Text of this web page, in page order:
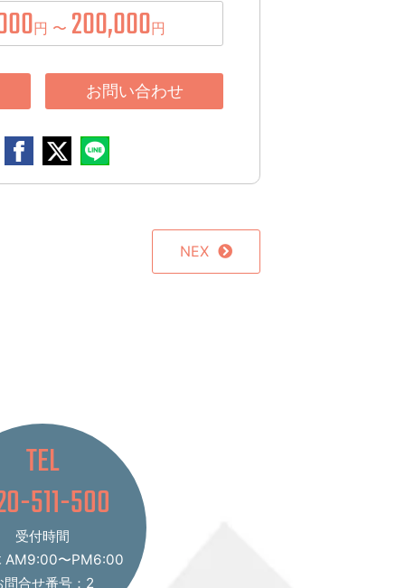
円 〜 200,000円
お問い合わせ
NEX
TEL
511-500
受付時間
AM9:00〜PM6:00
問合せ番号：2